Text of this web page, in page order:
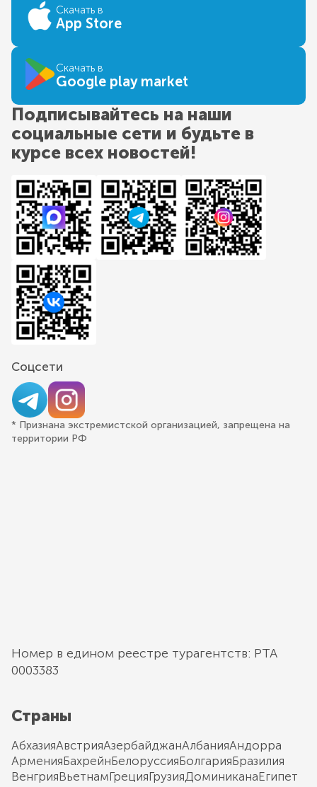
Скачать в
App Store
Скачать в
Google play market
Подписывайтесь на наши
социальные сети и будьте в
курсе всех новостей!
Соцсети
* Признана экстремистской организацией, запрещена на
территории РФ
Номер в едином реестре турагентств: РТА
0003383
Страны
АбхазияАвстрияАзербайджанАлбанияАндорра
АрменияБахрейнБелоруссияБолгарияБразилия
ВенгрияВьетнамГрецияГрузияДоминиканаЕгипет